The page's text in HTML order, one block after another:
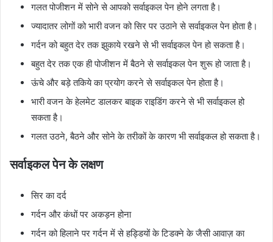
गलत पोजीशन में सोने से आपको सर्वाइकल पेन होने लगता है।
ज्यादातर लोगों को भारी वजन को सिर पर उठाने से सर्वाइकल पेन होता है।
गर्दन को बहुत देर तक झुकाये रखने से भी सर्वाइकल पेन हो सकता है।
बहुत देर तक एक ही पोजीशन में बैठने से सर्वाइकल पेन शुरू हो जाता है।
ऊंचे और बड़े तकिये का प्रयोग करने से सर्वाइकल पेन होता है।
भारी वजन के हेलमेट डालकर बाइक राइडिंग करने से भी सर्वाइकल हो
सकता है।
गलत उठने, बैठने और सोने के तरीकों के कारण भी सर्वाइकल हो सकता है।
सर्वाइकल पेन के लक्षण
सिर का दर्द
गर्दन और कंधों पर अकड़न होना
गर्दन को हिलाने पर गर्दन में से हड्डियों के टिडक्ने के जैसी आवाज़ का